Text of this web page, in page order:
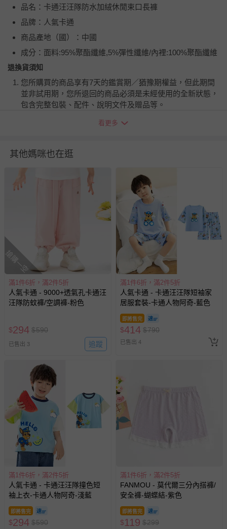
品名：卡通汪汪隊防水加絨休閒束口長褲
品牌：人氣卡通
商品產地（國）：中國
成分：面料:95%聚酯纖維,5%彈性纖維/內裡:100%聚酯纖維
退換貨須知
您所購買的商品享有7天的鑑賞期／猶豫期權益，但此期間
並非試用期，您所退回的商品必須是未經使用的全新狀態，
包含完整包裝、配件、說明文件及贈品等。
退貨，您可至『查詢訂單』>『已出貨』中查詢該筆訂單，
LINE@客服ID: @mamilove我們將依序為您處理
與服務，謝謝。
針對滿件折/滿額贈…等活動，如因部份退貨，而該訂單保
留商品未達活動門檻，將以原價計算，活動贈品亦需一併退
部分商品依據消費者保護法的規定，不適用七天鑑賞期/猶
豫期範圍：
易於腐敗、保存期限較短或解約時即將逾期（例如生鮮
商品、食品等）。
客製化商品（例如客製生日書、姓名貼等）。
報紙、期刊或雜誌（惟書籍如經拆封、使用，則酌收整
新費用）。
經消費者拆封之影音商品或電腦軟體（例如 DVD、CD
非以有形媒介提供之數位內容或一經提供即為完成之線
上服務，經消費者事先同意始提供（例如線上課程、遊
戲或活動點數等）。
已拆封之以下類型商品：
-個人衛生用品（例如尿布、貼身衣物、泳裝、襪子、地
墊、寢具類等）。
-新生兒親膚衣物（嬰幼兒包巾與背巾、包屁衣、學習
褲、紗布衣等）。
-接觸性孕哺產品（奶嘴、奶瓶、擠乳器、哺乳衣、托腹
帶束縛衣、餐搖椅等）。
-其他原廠盒裝商品封口處已貼上「不可拆封」，或具警
國際航空、客運、訂房等服務。
看更多
其他媽咪也在逛
搶購一空
滿1件6折，滿2件5折
人氣卡通 - 9000+透氣孔卡通汪
汪隊防蚊褲/空調褲-粉色
$294 $590
已售出 3 追蹤
滿1件6折，滿2件5折
人氣卡通 - 卡通汪汪隊短袖家
居服套裝-卡通人物阿奇-藍色
即將售完
$414 $790
已售出 4
滿1件6折，滿2件5折
人氣卡通 - 卡通汪汪隊撞色短
袖上衣-卡通人物阿奇-淺藍
即將售完
$294 $590
滿1件6折，滿2件5折
FANMOU - 莫代爾三分內搭褲/
安全褲-蝴蝶結-紫色
即將售完
$119 $299